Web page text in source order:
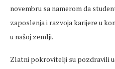
novembru sa namerom da
zaposlenja i razvoja karijere u
u našoj zemlji.
Zlatni pokrovitelji su pozdravili